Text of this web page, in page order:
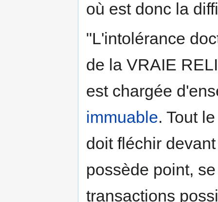
où est donc la
"L'intolérance
de la VRAIE
est chargée
immuable. Tout
doit fléchir
possède point,
transactions